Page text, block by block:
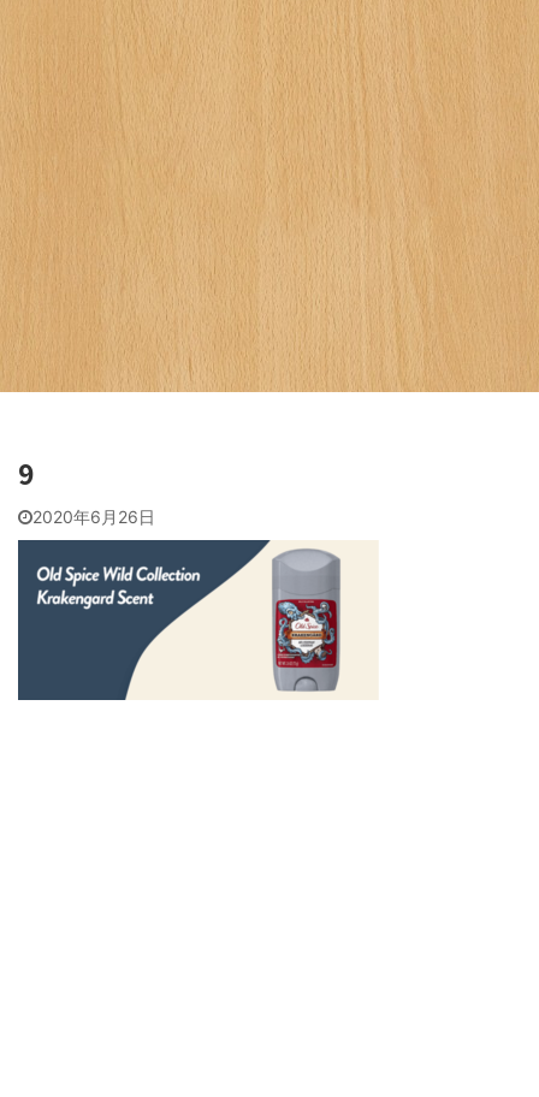
9
2020年6月26日